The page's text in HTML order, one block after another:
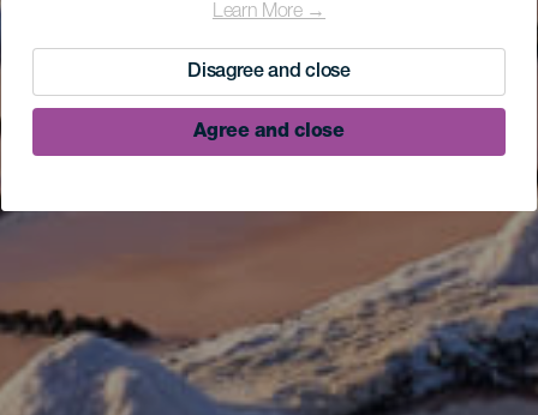
Learn More →
Disagree and close
Agree and close